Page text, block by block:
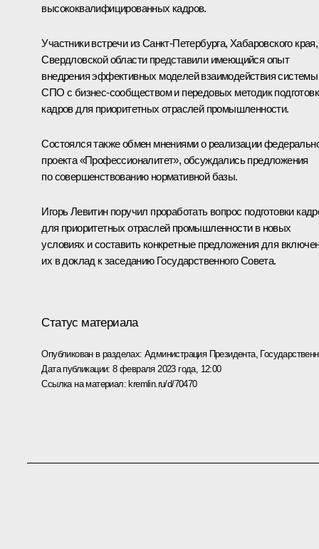
высококвалифицированных кадров.
Участники встречи из Санкт-Петербурга, Хабаровского края,
Свердловской области представили имеющийся опыт
внедрения эффективных моделей взаимодействия системы
СПО с бизнес-сообществом и передовых методик
кадров для приоритетных отраслей промышленности.
Состоялся также обмен мнениями о реализации
проекта «Профессионалитет», обсуждались предложения
по совершенствованию нормативной базы.
Игорь Левитин поручил проработать вопрос подготовки
для приоритетных отраслей промышленности в новых
условиях и составить конкретные предложения для
их в доклад к заседанию Государственного Совета.
Статус материала
Опубликован в разделах: Администрация Президента,
Дата публикации:8 февраля 2023 года, 12:00
Ссылка на материал: kremlin.ru/d/70470